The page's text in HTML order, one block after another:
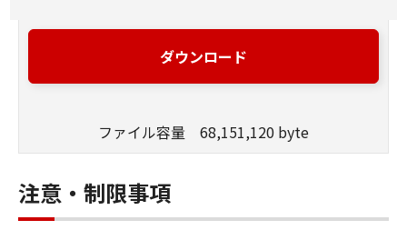
DO NOT AGREE TO THE FOLLOWING TERMS
AND CONDITIONS OF THIS AGREEMENT, DO
1. GRANT OF LICENSE
exclusive license to use ("use" as used herein
shall include storing, loading, installing,
accessing, executing or displaying) the
ダウンロード
ファイル容量 68,151,120 byte
注意・制限事項